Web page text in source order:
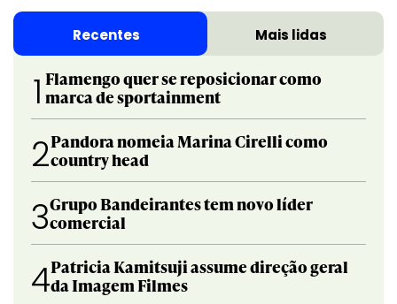
Recentes Mais lidas
1 Flamengo quer se reposicionar como
marca de sportainment
2Pandora nomeia Marina Cirelli como
country head
3Grupo Bandeirantes tem novo líder
comercial
4Patricia Kamitsuji assume direção geral
da Imagem Filmes